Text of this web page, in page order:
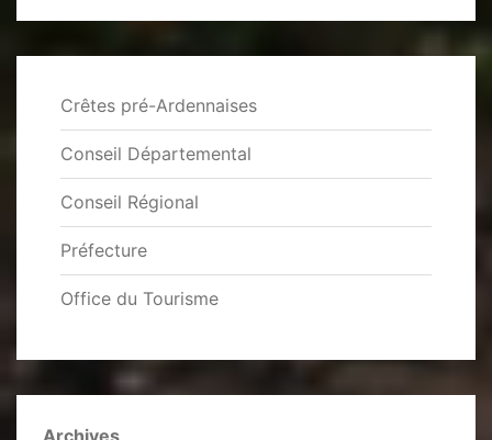
Crêtes pré-Ardennaises
Conseil Départemental
Conseil Régional
Préfecture
Office du Tourisme
Archives